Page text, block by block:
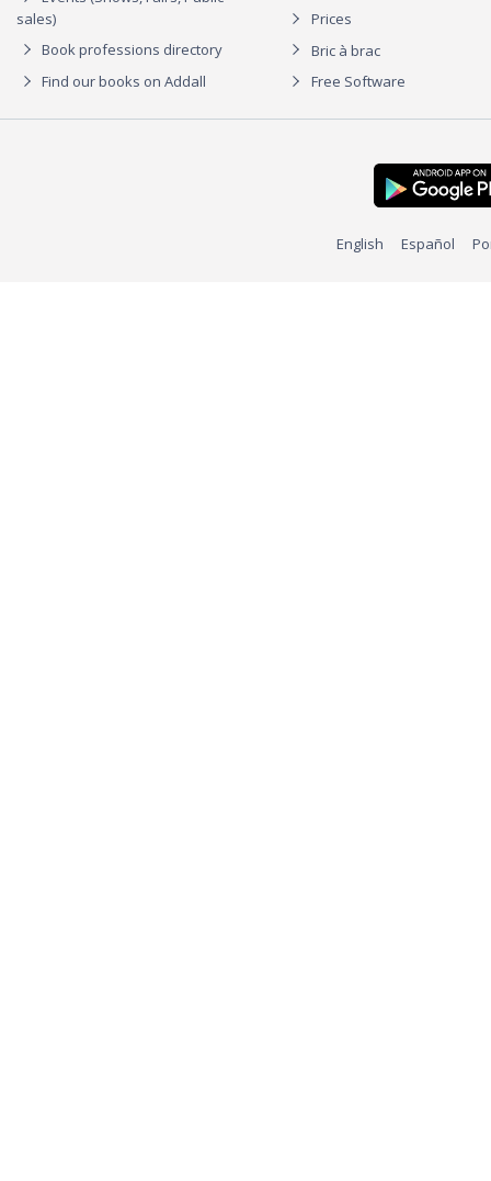
sales)
Book professions directory
Find our books on Addall
Prices
Bric à brac
Free Software
English Español